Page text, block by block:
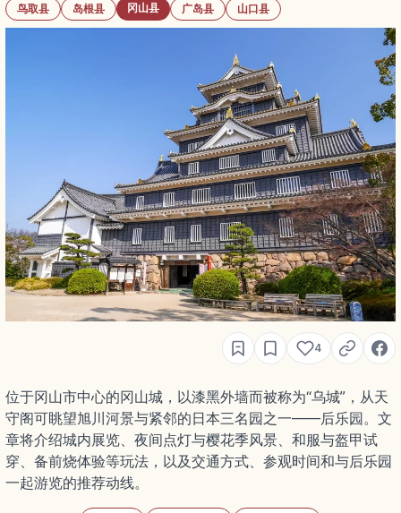
鸟取县 岛根县 冈山县 广岛县 山口县
4
位于冈山市中心的冈山城，以漆黑外墙而被称为“乌城”，从天
守阁可眺望旭川河景与紧邻的日本三名园之一——后乐园。文
章将介绍城内展览、夜间点灯与樱花季风景、和服与盔甲试
穿、备前烧体验等玩法，以及交通方式、参观时间和与后乐园
一起游览的推荐动线。